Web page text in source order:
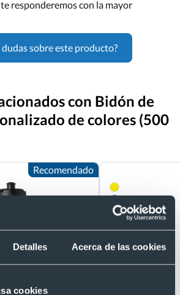
Detalles Acerca de las cookies
cookies
responderemos con la mayor
dudas sobre este producto?
con Bidón de
de colores (500
Recomendado